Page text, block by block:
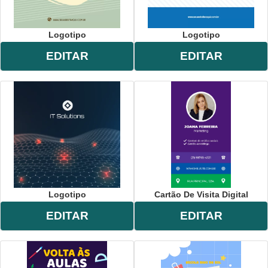
Logotipo
EDITAR
Logotipo
EDITAR
Logotipo
EDITAR
Cartão De Visita Digital
EDITAR